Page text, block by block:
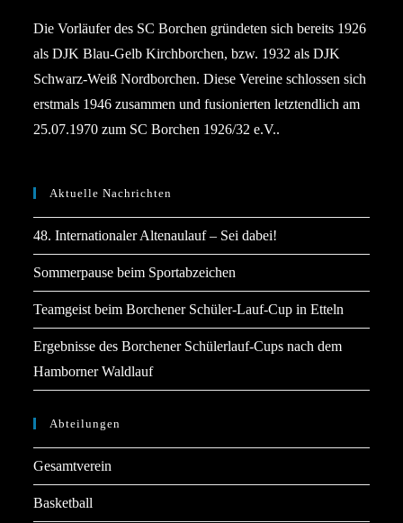
Die Vorläufer des SC Borchen gründeten sich bereits 1926
als DJK Blau-Gelb Kirchborchen, bzw. 1932 als DJK
Schwarz-Weiß Nordborchen. Diese Vereine schlossen sich
erstmals 1946 zusammen und fusionierten letztendlich am
25.07.1970 zum SC Borchen 1926/32 e.V..
Aktuelle Nachrichten
48. Internationaler Altenaulauf – Sei dabei!
Sommerpause beim Sportabzeichen
Teamgeist beim Borchener Schüler-Lauf-Cup in Etteln
Ergebnisse des Borchener Schülerlauf-Cups nach dem
Hamborner Waldlauf
Abteilungen
Gesamtverein
Basketball